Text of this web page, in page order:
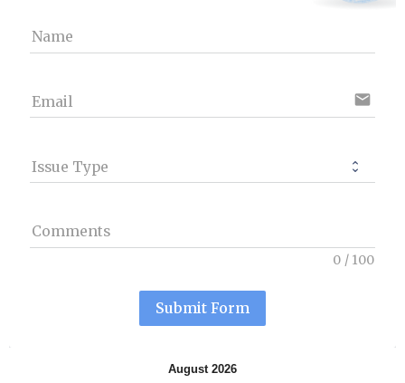
Name
Email email
Issue Type
Comments
0 / 100
Submit Form
August 2026